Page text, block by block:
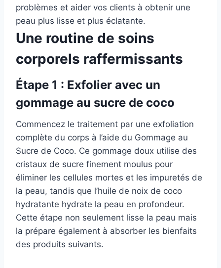
problèmes et aider vos clients à obtenir une
peau plus lisse et plus éclatante.
Une routine de soins
corporels raffermissants
Étape 1 : Exfolier avec un
gommage au sucre de coco
Commencez le traitement par une exfoliation
complète du corps à l’aide du Gommage au
Sucre de Coco. Ce gommage doux utilise des
cristaux de sucre finement moulus pour
éliminer les cellules mortes et les impuretés de
la peau, tandis que l’huile de noix de coco
hydratante hydrate la peau en profondeur.
Cette étape non seulement lisse la peau mais
la prépare également à absorber les bienfaits
des produits suivants.